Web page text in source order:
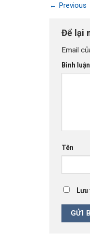
← Previous
Để lại
Email
Bình luận
Tên